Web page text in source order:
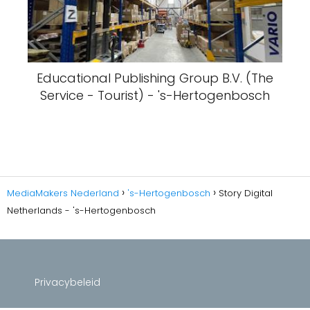
Educational Publishing Group B.V. (The
Service - Tourist) - 's-Hertogenbosch
MediaMakers Nederland 's-Hertogenbosch
Story Digital
Netherlands - 's-Hertogenbosch
Privacybeleid